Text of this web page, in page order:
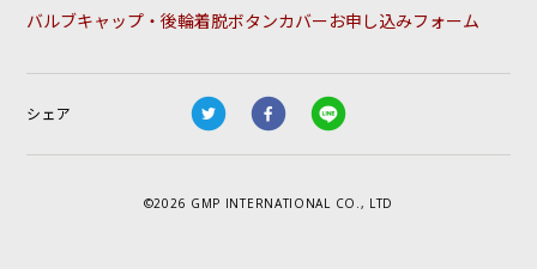
バルブキャップ・後輪着脱ボタンカバーお申し込みフォーム
シェア
©2026 GMP INTERNATIONAL CO., LTD